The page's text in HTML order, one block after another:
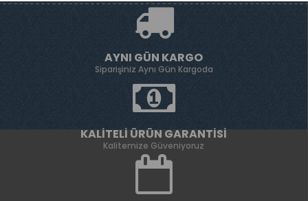
AYNI GÜN KARGO
Siparişiniz Aynı Gün Kargoda
KALITELI ÜRÜN GARANTISI
Kalitemize Güveniyoruz